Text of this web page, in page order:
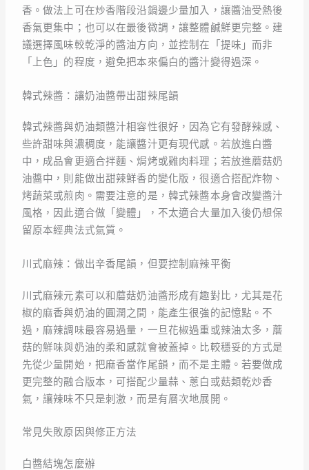
香。做法上可在炒香階段沿鍋邊少量加入，讓醬油受熱後
香氣更集中；也可以在最後微調，讓整體鹹鮮更完整。建
議選擇風味較乾淨的醬油方向，並控制在「提味」而非
「上色」的程度，避免把本來偏白的醬汁變得過深。
韓式辣醬：讓奶油醬帶出甜辣尾韻
韓式辣醬與奶油類醬汁相容性很好，因為它有發酵辣感、
些許甜味與濃稠度，能讓醬汁更有現代感。若放進白醬
中，成品會更適合拌麵、焗烤或雞肉料理；若放進蘑菇奶
油醬中，則能做出甜辣鮮香的變化版，很適合搭配炸物、
烤蔬菜或煎肉。需要注意的是，韓式辣醬本身會改變醬汁
風格，因此適合做「變體」，不太適合大量加入後仍想保
留原本經典法式氣質。
川式麻辣：做出辛香尾韻，但要控制麻辣平衡
川式麻辣元素可以和蘑菇奶油醬形成有趣對比，尤其是花
椒的麻香與奶油的圓潤之間，能產生很強的記憶點。不
過，麻辣調味最容易過量，一旦花椒過重或辣油太多，蘑
菇的鮮味與奶油的柔和感就會被蓋掉。比較穩妥的方式是
先從少量開始，把麻香當作尾韻，而不是主體。若要做成
更完整的融合版本，可搭配少量蒜、蔥白或菇類乾炒香
氣，讓辣味不只是刺激，而是有層次地展開。
常見失敗原因與修正方法
白醬結塊怎麼辦